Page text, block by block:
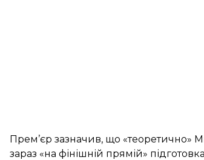
Прем’єр зазначив, що «теоретично»
зараз «на фінішній прямій»